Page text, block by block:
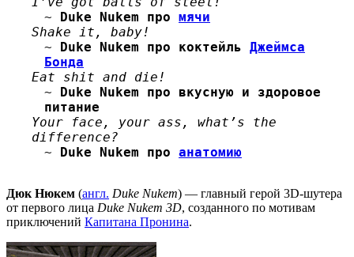
~ Duke Nukem про мячи
Shake it, baby!
~ Duke Nukem про коктейль Джеймса
Бонда
Eat shit and die!
~ Duke Nukem про вкусную и здоровое
питание
Your face, your ass, what’s the
difference?
~ Duke Nukem про анатомию
Дюк Нюкем (англ. Duke Nukem) — главный герой 3D-шутера
от первого лица Duke Nukem 3D, созданного по мотивам
приключений Капитана Пронина.